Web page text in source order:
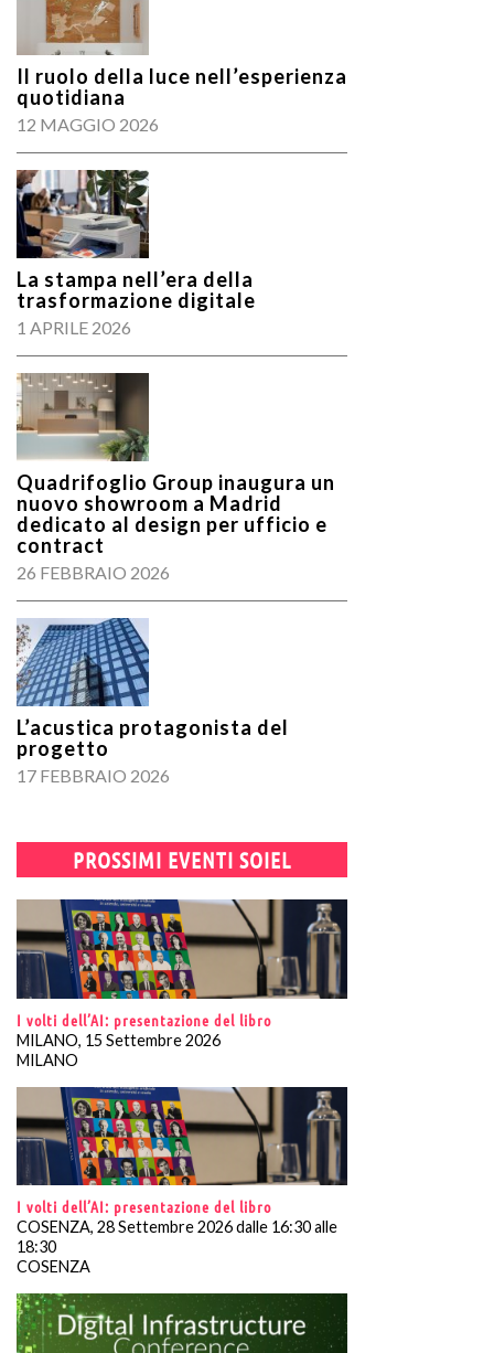
Il ruolo della luce nell’esperienza
quotidiana
12 MAGGIO 2026
La stampa nell’era della
trasformazione digitale
1 APRILE 2026
Quadrifoglio Group inaugura un
nuovo showroom a Madrid
dedicato al design per ufficio e
contract
26 FEBBRAIO 2026
L’acustica protagonista del
progetto
17 FEBBRAIO 2026
PROSSIMI EVENTI SOIEL
I volti dell’AI: presentazione del libro
MILANO, 15 Settembre 2026
MILANO
I volti dell’AI: presentazione del libro
COSENZA, 28 Settembre 2026 dalle 16:30 alle
18:30
COSENZA